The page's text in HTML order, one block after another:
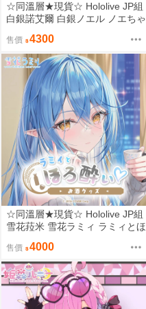
☆同溫層★現貨☆ Hololive JP組
白銀諾艾爾 白銀ノエル ノエちゃ
通套組
售價 4300
☆同溫層★現貨☆ Hololive JP組
雪花菈米 雪花ラミィ ラミィとほ
售價 4000